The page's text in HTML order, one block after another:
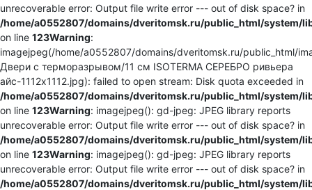
unrecoverable error: Output file write error --- out of disk space? in
/home/a0552807/domains/dveritomsk.ru/public_html/system/
on line 123Warning:
imagejpeg(/home/a0552807/domains/dveritomsk.ru/public_html/
Двери с терморазрывом/11 см ISOTERMA СЕРЕБРО ривьера
айс-1112x1112.jpg): failed to open stream: Disk quota exceeded in
/home/a0552807/domains/dveritomsk.ru/public_html/system/
on line 123Warning: imagejpeg(): gd-jpeg: JPEG library reports
unrecoverable error: Output file write error --- out of disk space? in
/home/a0552807/domains/dveritomsk.ru/public_html/system/
on line 123Warning: imagejpeg(): gd-jpeg: JPEG library reports
unrecoverable error: Output file write error --- out of disk space? in
/home/a0552807/domains/dveritomsk.ru/public_html/system/